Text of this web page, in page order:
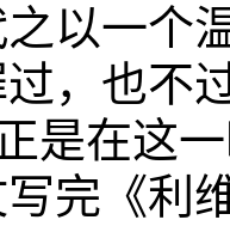
以一个
，也不
是在这
完《利